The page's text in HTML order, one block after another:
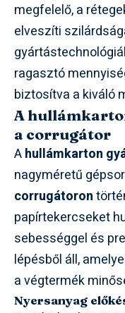
megfelelő, a
elveszíti
ragasztó
biztosítva a kiváló
A
a corrugátor
Ahullámkarton
nagyméretű
corrugátoron
papírtekercseket
sebességgel és
lépésből áll,
a végtermék
Nyersanyag